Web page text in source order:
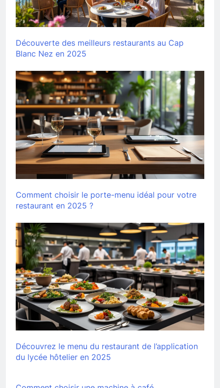
Découverte des meilleurs restaurants au Cap
Blanc Nez en 2025
Comment choisir le porte-menu idéal pour votre
restaurant en 2025 ?
Découvrez le menu du restaurant de l’application
du lycée hôtelier en 2025